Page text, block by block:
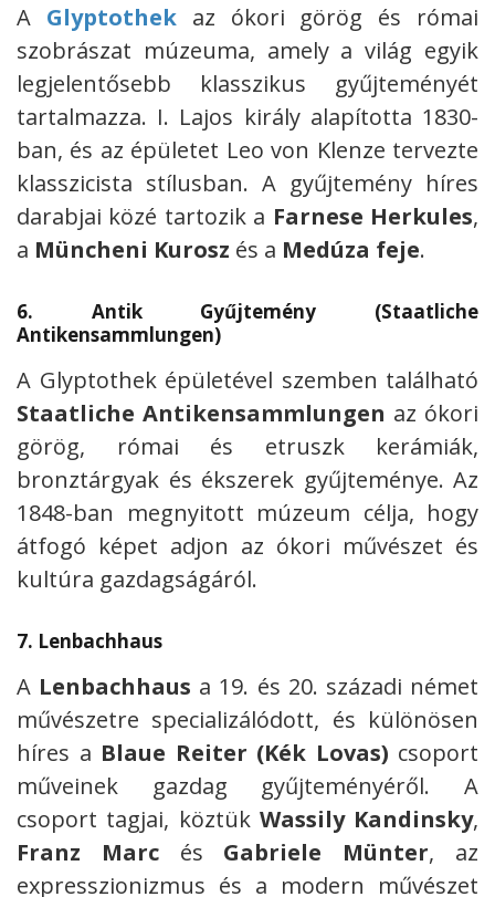
A Glyptothekaz ókori görög és római
szobrászat múzeuma, amely a világ egyik
legjelentősebb klasszikus gyűjteményét
tartalmazza. I. Lajos király alapította 1830-
ban, és az épületet Leo von Klenze tervezte
klasszicista stílusban. A gyűjtemény híres
darabjai közé tartozik a Farnese Herkules,
a Müncheni Kurosz és a Medúza feje.
6. Antik Gyűjtemény (Staatliche
Antikensammlungen)
A Glyptothek épületével szemben található
Staatliche Antikensammlungen az ókori
görög, római és etruszk kerámiák,
bronztárgyak és ékszerek gyűjteménye. Az
1848-ban megnyitott múzeum célja, hogy
átfogó képet adjon az ókori művészet és
kultúra gazdagságáról.
7. Lenbachhaus
A Lenbachhaus a 19. és 20. századi német
művészetre specializálódott, és különösen
híres a Blaue Reiter (Kék Lovas) csoport
műveinek gazdag gyűjteményéről. A
csoport tagjai, köztük Wassily Kandinsky,
Franz Marcés Gabriele Münter, az
expresszionizmus és a modern művészet